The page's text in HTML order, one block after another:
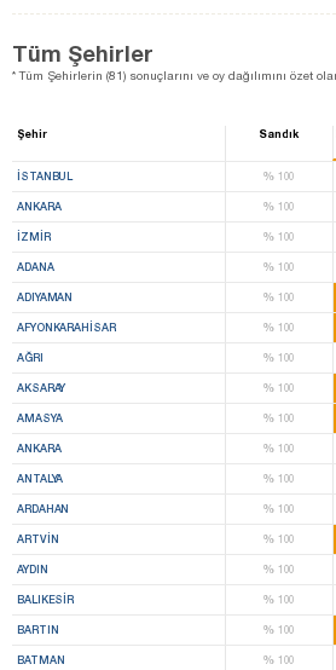
Tüm Şehirler
* Tüm Şehirlerin (81) sonuçlarını ve oy dağılımını özet
Şehir Sandık
İSTANBUL %100
ANKARA %100
İZMIR %100
ADANA %100
ADIYAMAN %100
AFYONKARAHISAR %100
AĞRI %100
AKSARAY %100
AMASYA %100
ANKARA %100
ANTALYA %100
ARDAHAN %100
ARTVIN %100
AYDIN %100
BALIKESIR %100
BARTIN %100
BATMAN %100